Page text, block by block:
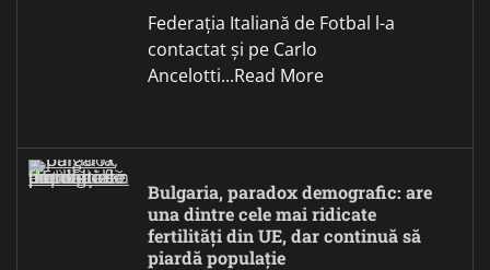
Federația Italiană de Fotbal l-a
contactat și pe Carlo
Ancelotti...Read More
Bulgaria, paradox demografic: are
una dintre cele mai ridicate
fertilități din UE, dar continuă să
piardă populație